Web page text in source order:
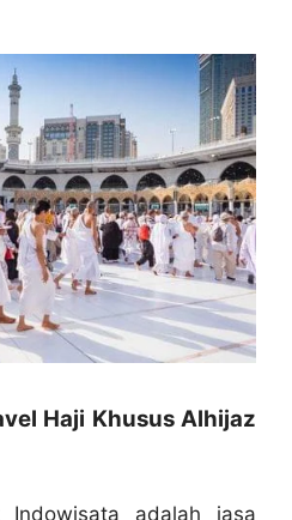
Haji Khusus Alhijaz
Indowisata adalah jasa